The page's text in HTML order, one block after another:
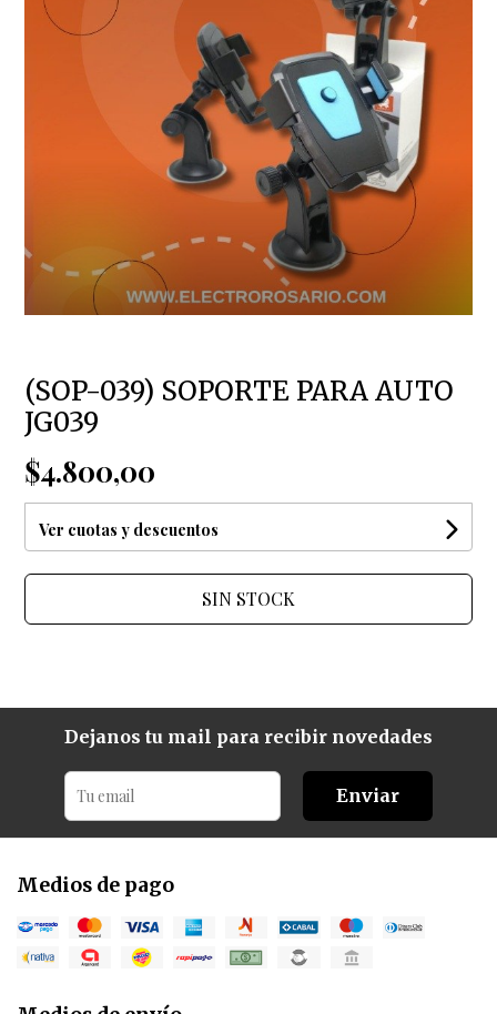
(SOP-039) SOPORTE PARA AUTO
JG039
$4.800,00
Ver cuotas y descuentos
SIN STOCK
Dejanos tu mail para recibir novedades
Enviar
Medios de pago